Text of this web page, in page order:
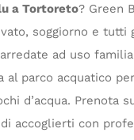
a Tortoreto? Green
soggiorno e
ad uso
parco acquatico
d’acqua. Prenota
di accoglierti con